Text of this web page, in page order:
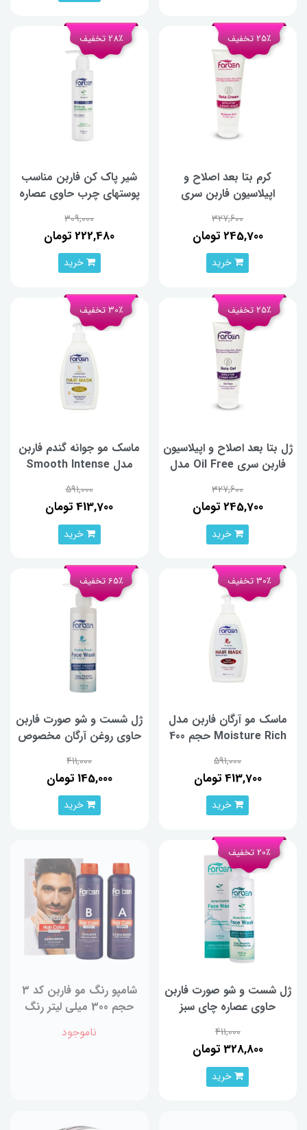
کرم بتا بعد اصلاح و
اپیلاسیون فاربن سری
327,600
245,700 تومان
25٪ تخفیف
خرید
شیر پاک کن فاربن مناسب
پوستهای چرب حاوی عصاره
309,000
222,480 تومان
28٪ تخفیف
خرید
ژل بتا بعد اصلاح و اپیلاسیون
فاربن سری Oil Free مدل
327,600
245,700 تومان
25٪ تخفیف
خرید
ماسک مو جوانه گندم فاربن
مدل Smooth Intense
591,000
413,700 تومان
30٪ تخفیف
خرید
ماسک مو آرگان فاربن مدل
Moisture Rich حجم 400
591,000
413,700 تومان
30٪ تخفیف
خرید
ژل شست و شو صورت فاربن
حاوی روغن آرگان مخصوص
411,000
145,000 تومان
65٪ تخفیف
خرید
ژل شست و شو صورت فاربن
حاوی عصاره چای سبز
مخصوص پوست های چرب
411,000
328,800 تومان
20٪ تخفیف
خرید
شامپو رنگ مو فاربن کد 3
حجم 300 میلی لیتر رنگ
قهوه ای
ناموجود